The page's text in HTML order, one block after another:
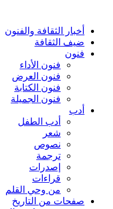
أخبار الثقافة والفنون
ضيف الثقافة
فنون
فنون الأداء
فنون العرض
فنون الكتابة
فنون الجميلة
أدب
أدب الطفل
شعر
نصوص
ترجمة
إصدرات
قراءات
من وحي القلم
صفحات من التاريخ